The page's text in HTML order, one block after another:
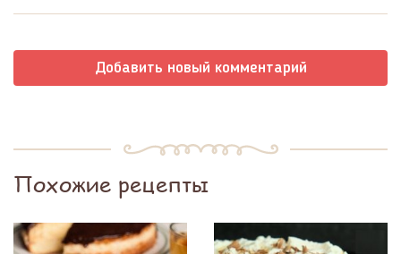
Добавить новый комментарий
Похожие рецепты